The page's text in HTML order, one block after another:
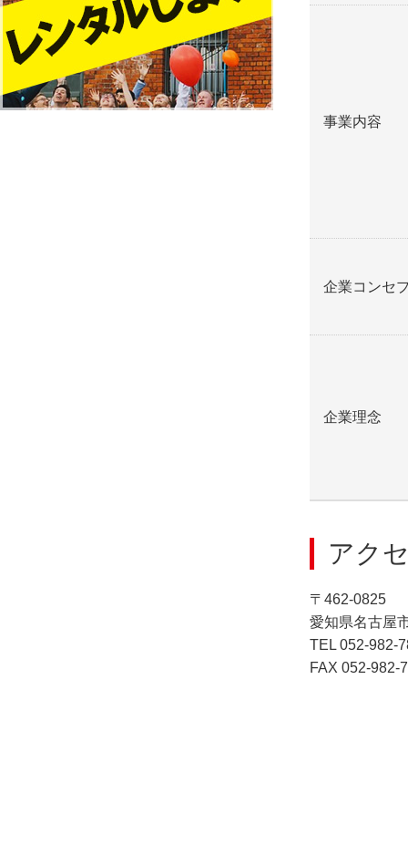
事業内容
企業コンセ
企業理念
アク
〒462-0825
愛知県名古屋
TEL 052-982-
FAX 052-982-